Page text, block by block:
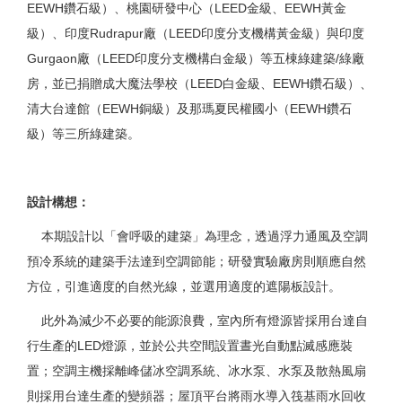
EEWH鑽石級）、桃園研發中心（LEED金級、EEWH黃金
級）、印度Rudrapur廠（LEED印度分支機構黃金級）與印度
Gurgaon廠（LEED印度分支機構白金級）等五棟綠建築/綠廠
房，並已捐贈成大魔法學校（LEED白金級、EEWH鑽石級）、
清大台達館（EEWH銅級）及那瑪夏民權國小（EEWH鑽石
級）等三所綠建築。
設計構想：
本期設計以「會呼吸的建築」為理念，透過浮力通風及空調
預冷系統的建築手法達到空調節能；研發實驗廠房則順應自然
方位，引進適度的自然光線，並選用適度的遮陽板設計。
此外為減少不必要的能源浪費，室內所有燈源皆採用台達自
行生產的LED燈源，並於公共空間設置晝光自動點滅感應裝
置；空調主機採離峰儲冰空調系統、冰水泵、水泵及散熱風扇
則採用台達生產的變頻器；屋頂平台將雨水導入筏基雨水回收